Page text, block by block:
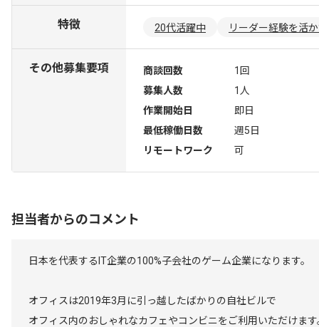
特徴 20代活躍中 リーダー経験を活
その他募集要項 商談回数
1回
募集人数
1人
作業開始日
即日
最低稼働日数
週5日
リモートワーク
可
担当者からのコメント
日本を代表するIT企業の100%子会社のゲーム企業になります。
オフィスは2019年3月に引っ越したばかりの自社ビルで
オフィス内のおしゃれなカフェやコンビニをご利用いただけます